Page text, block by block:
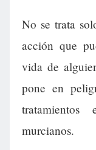
No se trata
acción que
vida de
pone en
tratamientos
murcianos.